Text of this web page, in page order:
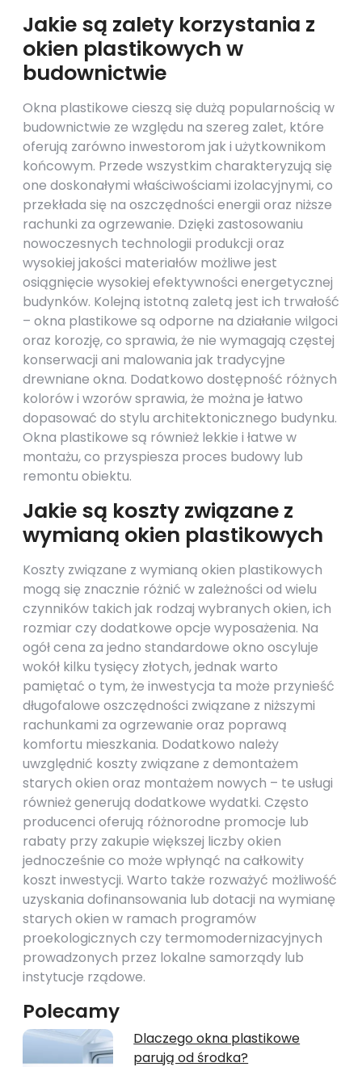
Jakie są zalety korzystania z
okien plastikowych w
budownictwie
Okna plastikowe cieszą się dużą popularnością w
budownictwie ze względu na szereg zalet, które
oferują zarówno inwestorom jak i użytkownikom
końcowym. Przede wszystkim charakteryzują się
one doskonałymi właściwościami izolacyjnymi, co
przekłada się na oszczędności energii oraz niższe
rachunki za ogrzewanie. Dzięki zastosowaniu
nowoczesnych technologii produkcji oraz
wysokiej jakości materiałów możliwe jest
osiągnięcie wysokiej efektywności energetycznej
budynków. Kolejną istotną zaletą jest ich trwałość
– okna plastikowe są odporne na działanie wilgoci
oraz korozję, co sprawia, że nie wymagają częstej
konserwacji ani malowania jak tradycyjne
drewniane okna. Dodatkowo dostępność różnych
kolorów i wzorów sprawia, że można je łatwo
dopasować do stylu architektonicznego budynku.
Okna plastikowe są również lekkie i łatwe w
montażu, co przyspiesza proces budowy lub
remontu obiektu.
Jakie są koszty związane z
wymianą okien plastikowych
Koszty związane z wymianą okien plastikowych
mogą się znacznie różnić w zależności od wielu
czynników takich jak rodzaj wybranych okien, ich
rozmiar czy dodatkowe opcje wyposażenia. Na
ogół cena za jedno standardowe okno oscyluje
wokół kilku tysięcy złotych, jednak warto
pamiętać o tym, że inwestycja ta może przynieść
długofalowe oszczędności związane z niższymi
rachunkami za ogrzewanie oraz poprawą
komfortu mieszkania. Dodatkowo należy
uwzględnić koszty związane z demontażem
starych okien oraz montażem nowych – te usługi
również generują dodatkowe wydatki. Często
producenci oferują różnorodne promocje lub
rabaty przy zakupie większej liczby okien
jednocześnie co może wpłynąć na całkowity
koszt inwestycji. Warto także rozważyć możliwość
uzyskania dofinansowania lub dotacji na wymianę
starych okien w ramach programów
proekologicznych czy termomodernizacyjnych
prowadzonych przez lokalne samorządy lub
instytucje rządowe.
Polecamy
Dlaczego okna plastikowe
parują od środka?